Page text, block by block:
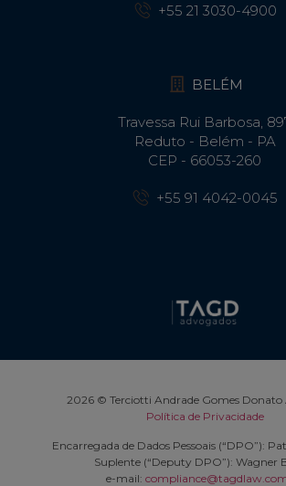
+55 21 3030-4900
BELÉM
Travessa Rui Barbosa,
Reduto - Belém - PA
CEP - 66053-260
+55 91 4042-0045
2026 © Terciotti Andrade Gomes Donato
Política de Privacidade
Encarregada de Dados Pessoais (“DPO”):
Suplente (“Deputy DPO”): Wagner
e-mail: